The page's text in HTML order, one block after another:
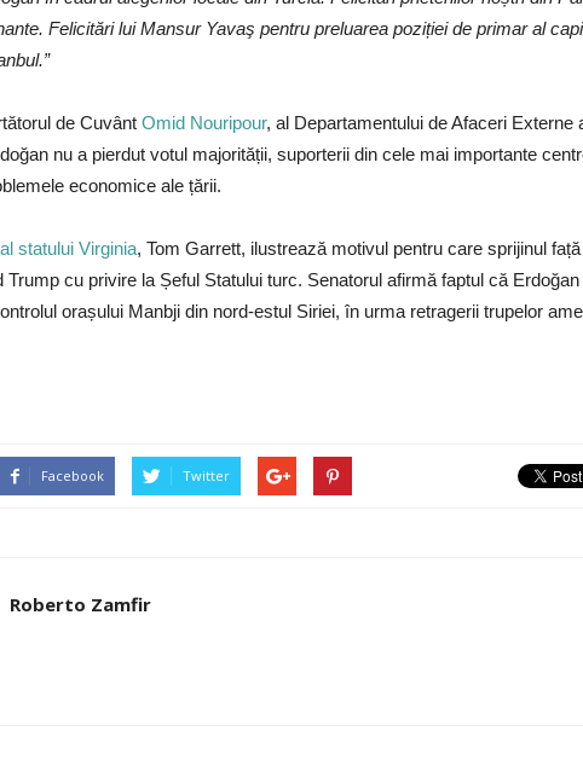
Felicitări lui Mansur Yavaş pentru preluarea poziției de primar al
de Cuvânt Omid Nouripour, al Departamentului de Afaceri Externe
nu a pierdut votul majorității, suporterii din cele mai importante
economice ale țării.
statului Virginia, Tom Garrett, ilustrează motivul pentru care sprijinul
Trump cu privire la Șeful Statului turc. Senatorul afirmă faptul că
orașului Manbji din nord-estul Siriei, în urma retragerii trupelor
Facebook Twitter
Roberto Zamfir